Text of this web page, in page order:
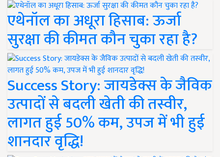
एथेनॉल का अधूरा हिसाब: ऊर्जा
सुरक्षा की कीमत कौन चुका रहा है?
Success Story: जायडेक्स के जैविक
उत्पादों से बदली खेती की तस्वीर,
लागत हुई 50% कम, उपज में भी हुई
शानदार वृद्धि!